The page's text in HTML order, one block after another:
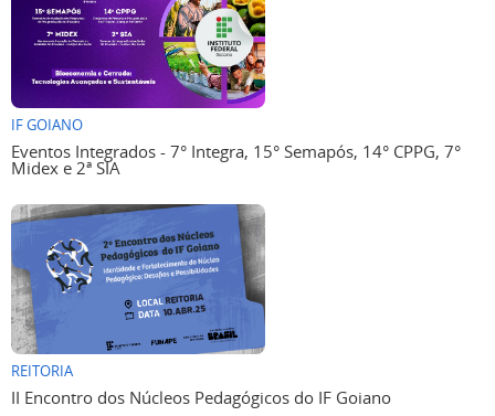
IF GOIANO
Eventos Integrados - 7° Integra, 15° Semapós, 14° CPPG, 7°
Midex e 2ª SIA
REITORIA
II Encontro dos Núcleos Pedagógicos do IF Goiano